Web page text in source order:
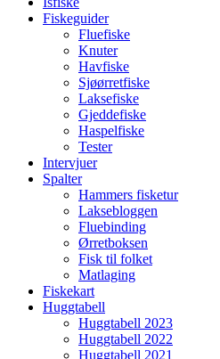
Fiskeguider
Fluefiske
Knuter
Havfiske
Sjøørretfiske
Laksefiske
Gjeddefiske
Haspelfiske
Tester
Intervjuer
Spalter
Hammers fisketur
Laksebloggen
Fluebinding
Ørretboksen
Fisk til folket
Matlaging
Fiskekart
Huggtabell
Huggtabell 2023
Huggtabell 2022
Huggtabell 2021